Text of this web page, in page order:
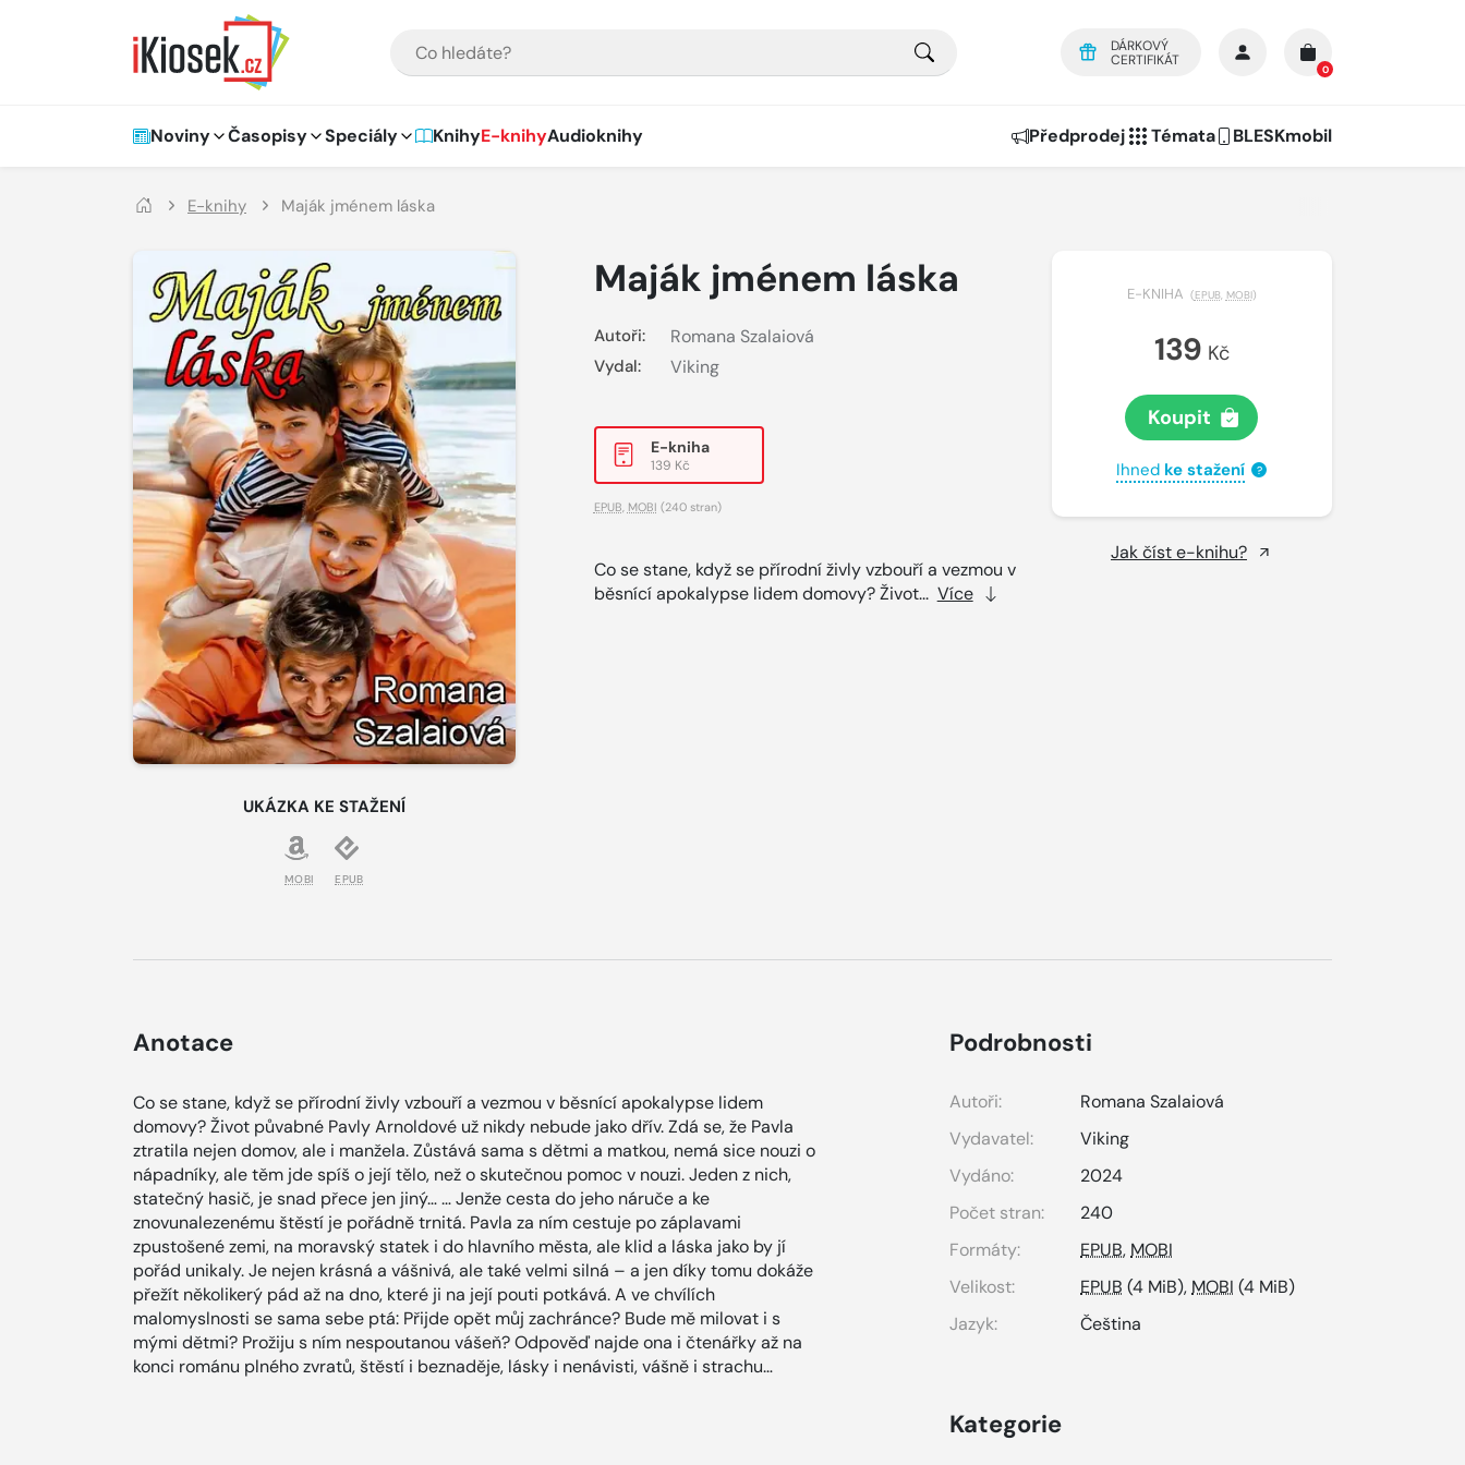
DÁRKOVÝ
CERTIFIKÁT
0
Hlavní navigace
Noviny Časopisy Speciály KnihyE-knihyAudioknihy Předprodej Témata BLESKmobil
E-knihy Maják jménem láska
UKÁZKA KE STAŽENÍ
MOBI EPUB
Maják jménem láska
Autoři: Romana Szalaiová
Vydal: Viking
E-kniha
139 Kč
EPUB MOBI (240 stran)
Co se stane, když se přírodní živly vzbouří a vezmou v
běsnící apokalypse lidem domovy? Život... Více
E-KNIHA (EPUB, MOBI)
139 Kč
Koupit
Ihned ke stažení ?
Jak číst e-knihu?
Anotace
Co se stane, když se přírodní živly vzbouří a vezmou v běsnící apokalypse lidem
domovy? Život půvabné Pavly Arnoldové už nikdy nebude jako dřív. Zdá se, že Pavla
ztratila nejen domov, ale i manžela. Zůstává sama s dětmi a matkou, nemá sice nouzi o
nápadníky, ale těm jde spíš o její tělo, než o skutečnou pomoc v nouzi. Jeden z nich,
statečný hasič, je snad přece jen jiný… … Jenže cesta do jeho náruče a ke
znovunalezenému štěstí je pořádně trnitá. Pavla za ním cestuje po záplavami
zpustošené zemi, na moravský statek i do hlavního města, ale klid a láska jako by jí
pořád unikaly. Je nejen krásná a vášnivá, ale také velmi silná – a jen díky tomu dokáže
přežít několikerý pád až na dno, které ji na její pouti potkává. A ve chvílích
malomyslnosti se sama sebe ptá: Přijde opět můj zachránce? Bude mě milovat i s
mými dětmi? Prožiju s ním nespoutanou vášeň? Odpověď najde ona i čtenářky až na
konci románu plného zvratů, štěstí i beznaděje, lásky i nenávisti, vášně i strachu…
Podrobnosti
Autoři:
Romana Szalaiová
Vydavatel:
Viking
Vydáno:
2024
Počet stran:
240
Formáty:
EPUB, MOBI
Velikost:
EPUB (4 MiB), MOBI (4 MiB)
Jazyk:
Čeština
Kategorie